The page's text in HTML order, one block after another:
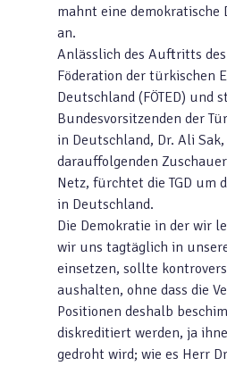
mahnt eine
an.
Anlässlich des Auftritts
Föderation der türkischen
Deutschland (FÖTED) und
Bundesvorsitzenden der
in Deutschland, Dr. Ali
darauffolgenden
Netz, fürchtet die TGD um
in Deutschland.
Die Demokratie in der wir
wir uns tagtäglich in
einsetzen, sollte
aushalten, ohne dass die
Positionen deshalb
diskreditiert werden, ja
gedroht wird; wie es Herr